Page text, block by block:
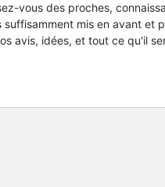
vous des proches,
mis en avant et
avis, idées, et tout ce qu'il